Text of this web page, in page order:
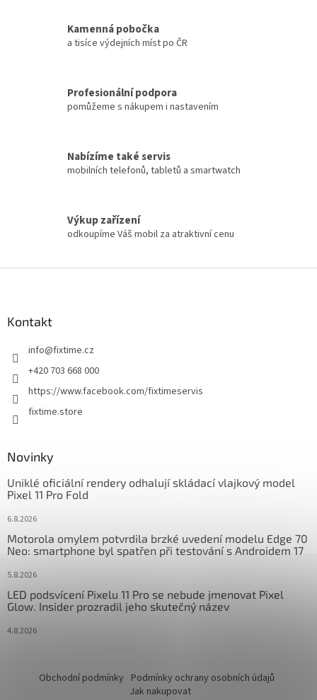
Kamenná pobočka
a tisíce výdejních míst po ČR
Profesionální podpora
pomůžeme s nákupem i nastavením
Nabízíme také servis
mobilních telefonů, tabletů a smartwatch
Výkup zařízení
odkoupíme Váš mobil za atraktivní cenu
Kontakt
info@fixtime.cz
+420 703 668 000
https://www.facebook.com/fixtimeservis
fixtime.store
Novinky
Uniklé oficiální rendery odhalují skládací vlajkový model
Pixel 11 Pro Fold
6.8.2026
Motorola omylem potvrdila brzké uvedení modelu Edge 70
Neo: smartphone byl spatřen při testování s Androidem 17
5.8.2026
LED podsvícení Pixelu 11 Pro se nebude jmenovat Pixel
Glow. Insider prozradil jeho skutečný název
4.8.2026
Obchodní podmínky Podmínky ochrany osobních údajů
Jak nakupovat